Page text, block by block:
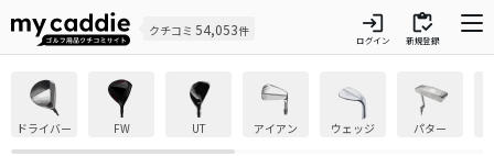
クチコミ 54,053件 login
ログイン
inventory
新規登録
ドライバー FW UT アイアン ウェッジ パター